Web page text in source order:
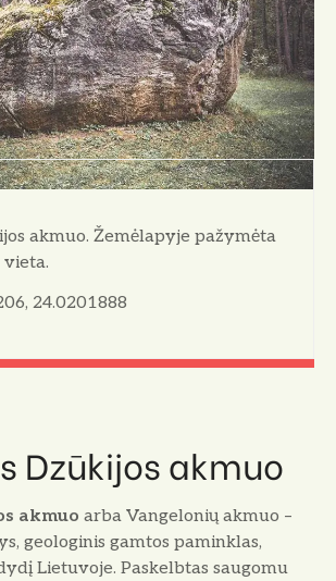
akmuo. Žemėlapyje pažymėta
24.0201888
Dzūkijos akmuo
akmuo arba Vangelonių akmuo –
geologinis gamtos paminklas,
Lietuvoje. Paskelbtas saugomu